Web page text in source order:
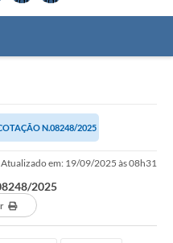
N.08248/2025
Atualizado em: 19/09/2025 às 08h31
2025